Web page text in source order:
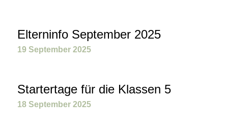
Elterninfo September 2025
19 September 2025
Startertage für die Klassen 5
18 September 2025